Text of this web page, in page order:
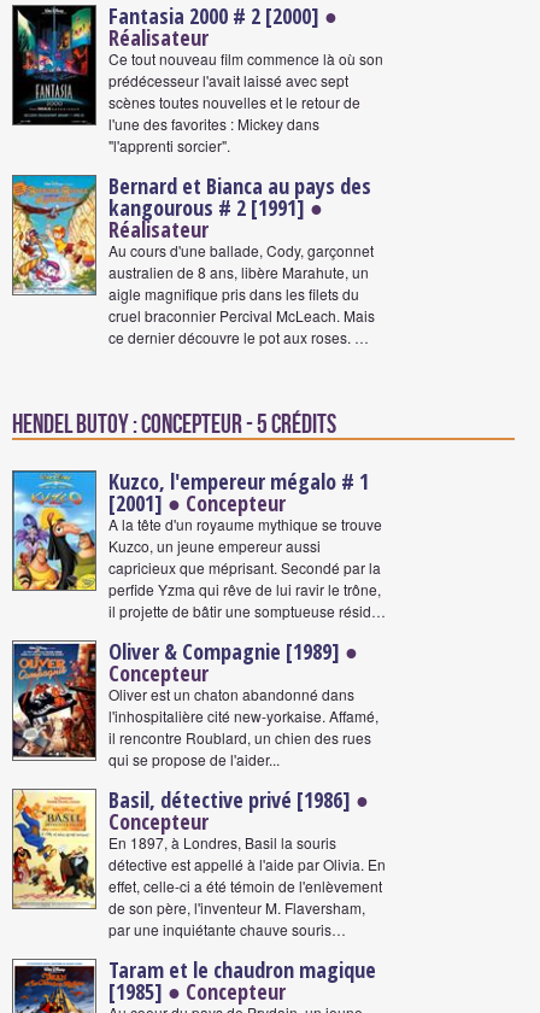
Fantasia 2000 # 2 [2000] ●
Réalisateur
Ce tout nouveau film commence là où son
prédécesseur l'avait laissé avec sept
scènes toutes nouvelles et le retour de
l'une des favorites : Mickey dans
"l'apprenti sorcier".
Bernard et Bianca au pays des
kangourous # 2 [1991] ●
Réalisateur
Au cours d'une ballade, Cody, garçonnet
australien de 8 ans, libère Marahute, un
aigle magnifique pris dans les filets du
cruel braconnier Percival McLeach. Mais
ce dernier découvre le pot aux roses. …
Hendel Butoy : Concepteur - 5 crédits
Kuzco, l'empereur mégalo # 1
[2001] ● Concepteur
A la tête d'un royaume mythique se trouve
Kuzco, un jeune empereur aussi
capricieux que méprisant. Secondé par la
perfide Yzma qui rêve de lui ravir le trône,
il projette de bâtir une somptueuse résid…
Oliver & Compagnie [1989] ●
Concepteur
Oliver est un chaton abandonné dans
l'inhospitalière cité new-yorkaise. Affamé,
il rencontre Roublard, un chien des rues
qui se propose de l'aider...
Basil, détective privé [1986] ●
Concepteur
En 1897, à Londres, Basil la souris
détective est appellé à l'aide par Olivia. En
effet, celle-ci a été témoin de l'enlèvement
de son père, l'inventeur M. Flaversham,
par une inquiétante chauve souris…
Taram et le chaudron magique
[1985] ● Concepteur